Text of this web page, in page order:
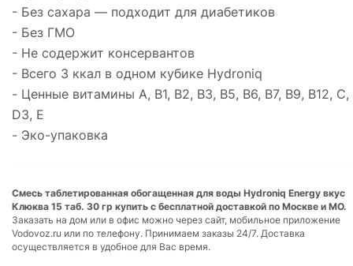
- Без сахара — подходит для диабетиков
- Без ГМО
- Не содержит консервантов
- Всего 3 ккал в одном кубике Hydroniq
- Ценные витамины А, В1, B2, В3, В5, B6, В7, В9, В12, С,
D3, E
- Эко-упаковка
Смесь таблетированная обогащенная для воды Hydroniq Energy вкус
Клюква 15 таб. 30 гр купить с бесплатной доставкой по Москве и МО.
Заказать на дом или в офис можно через сайт, мобильное приложение
Vodovoz.ru или по телефону. Принимаем заказы 24/7. Доставка
осуществляется в удобное для Вас время.